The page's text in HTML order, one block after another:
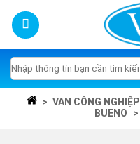
content
Tìm
kiếm:
> VAN CÔNG NGHIỆP
BUENO
>